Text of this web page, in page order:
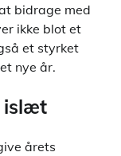
bidrage med
ikke blot et
et styrket
nye år.
islæt
årets